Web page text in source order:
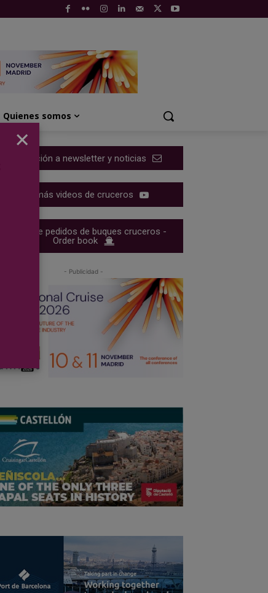
Quienes somos
Suscripción a newsletter y noticias
Ver más videos de cruceros
Cartera de pedidos de buques cruceros -
Order book
- Publicidad -
×